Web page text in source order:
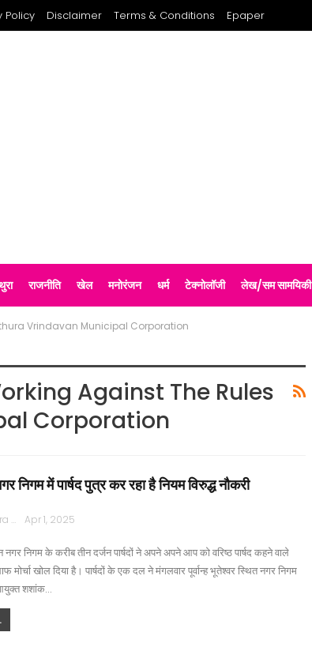
Policy Disclaimer Terms & Conditions Epaper
राजनीति खेल मनोरंजन धर्म टेक्नोलॉजी लेख/सम सामयिकी
Vrindavan Municipal Corporation
Against The Rules
Corporation
निगम में पार्षद पुत्र कर रहा है नियम विरुद्ध नौकरी
Rajpath Mathura Apr 1, 2025
निगम के करीब तीन दर्जन पार्षदों ने अपने अपने आप को वरिष्ठ पार्षद कहने वाले
मोर्चा खोल दिया है। पार्षदों के एक दल ने मंगलवार पूर्वान्ह भूतेश्वर स्थित नगर निगम
शशांक…